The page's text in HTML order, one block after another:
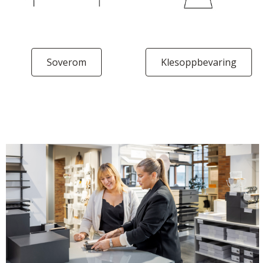
Soverom Klesoppbevaring